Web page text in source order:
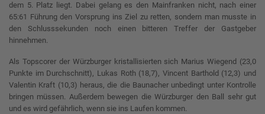
dem 5. Platz liegt. Dabei gelang es den Mainfranken nicht, nach einer
65:61 Führung den Vorsprung ins Ziel zu retten, sondern man musste in
den Schlusssekunden noch einen bitteren Treffer der Gastgeber
hinnehmen.
Als Topscorer der Würzburger kristallisierten sich Marius Wiegend (23,0
Punkte im Durchschnitt), Lukas Roth (18,7), Vincent Barthold (12,3) und
Valentin Kraft (10,3) heraus, die die Baunacher unbedingt unter Kontrolle
bringen müssen. Außerdem bewegen die Würzburger den Ball sehr gut
und es wird gefährlich, wenn sie ins Laufen kommen.